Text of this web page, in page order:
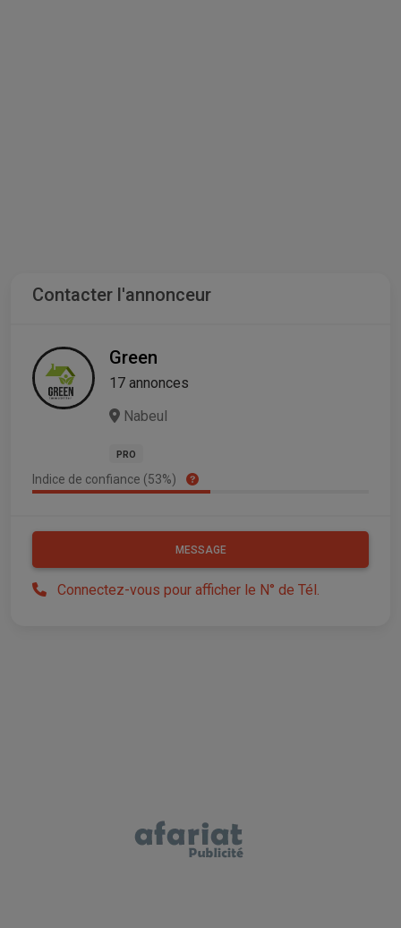
Contacter l'annonceur
Green
17 annonces
Nabeul
PRO
Indice de confiance (53%)
MESSAGE
Connectez-vous pour afficher le N° de Tél.